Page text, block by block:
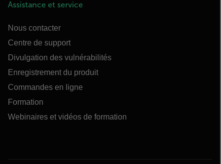
Assistance et service
Nous contacter
Centre de support
Divulgation des vulnérabilités
Enregistrement du produit
Commandes en ligne
Formation
Webinaires et vidéos de formation